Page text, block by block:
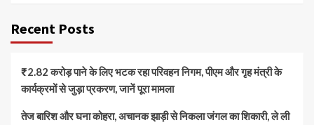
Recent Posts
₹2.82 करोड़ पाने के लिए भटक रहा परिवहन निगम, पीएम और गृह मंत्री के
कार्यक्रमों से जुड़ा प्रकरण, जानें पूरा मामला
तेज बारिश और घना कोहरा, अचानक झाड़ी से निकला जंगल का शिकारी, ले ली